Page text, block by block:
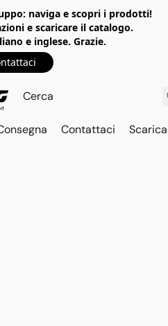
naviga e scopri i prodotti!
e scaricare il catalogo.
e inglese. Grazie.
Contattaci Scarica